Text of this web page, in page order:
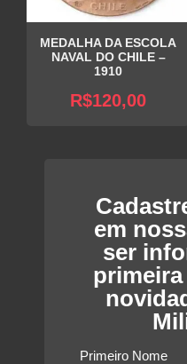
MEDALHA DA ESCOLA
NAVAL DO CHILE –
1910
R$120,00
em
ser
Primeiro Nome